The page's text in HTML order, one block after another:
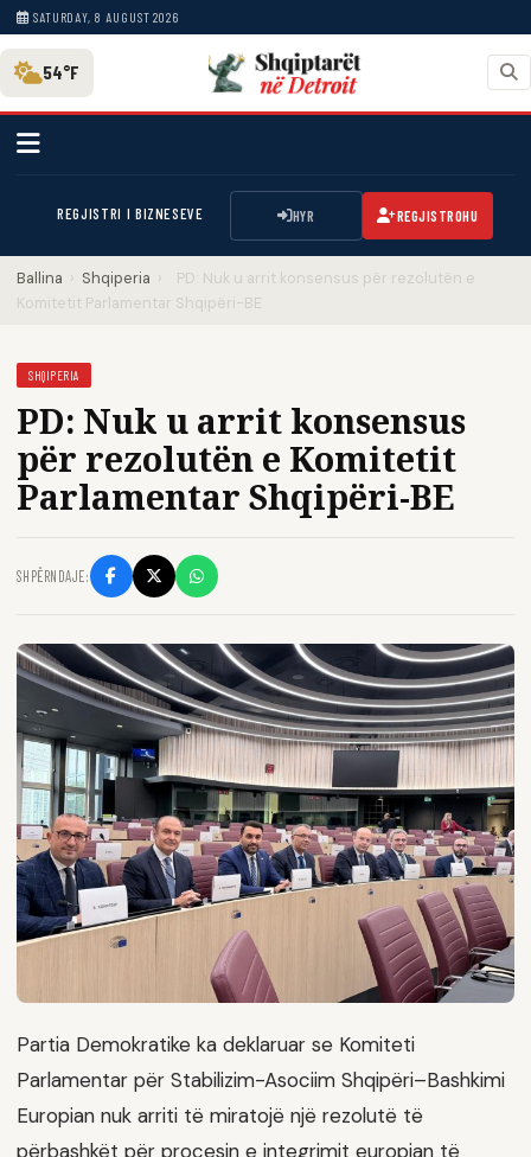
SATURDAY, 8 AUGUST 2026
54°F
REGJISTRI I BIZNESEVE HYR REGJISTROHU
Ballina › Shqiperia ›
PD: Nuk u arrit konsensus për rezolutën e
Komitetit Parlamentar Shqipëri-BE
SHQIPERIA
PD: Nuk u arrit konsensus
për rezolutën e Komitetit
Parlamentar Shqipëri-BE
SHPËRNDAJE:
Partia Demokratike ka deklaruar se Komiteti
Parlamentar për Stabilizim-Asociim Shqipëri–Bashkimi
Europian nuk arriti të miratojë një rezolutë të
përbashkët për procesin e integrimit europian të